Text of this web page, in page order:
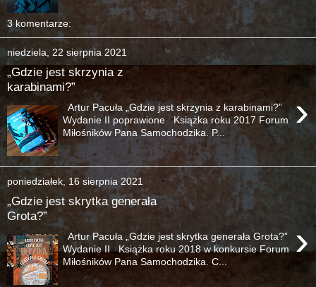
3 komentarze:
niedziela, 22 sierpnia 2021
„Gdzie jest skrzynia z
karabinami?”
›
Artur Pacuła „Gdzie jest skrzynia z karabinami?”
Wydanie II poprawione Książka roku 2017 Forum
Miłośników Pana Samochodzika. P...
poniedziałek, 16 sierpnia 2021
„Gdzie jest skrytka generała
Grota?”
›
Artur Pacuła „Gdzie jest skrytka generała Grota?”
Wydanie II Książka roku 2018 w konkursie Forum
Miłośników Pana Samochodzika. C...